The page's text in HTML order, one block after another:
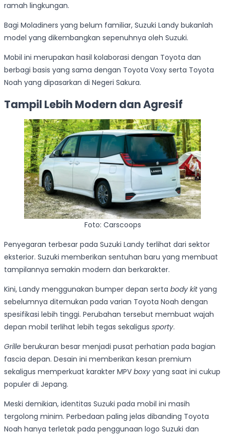
ramah lingkungan.
Bagi Moladiners yang belum familiar, Suzuki Landy bukanlah
model yang dikembangkan sepenuhnya oleh Suzuki.
Mobil ini merupakan hasil kolaborasi dengan Toyota dan
berbagi basis yang sama dengan Toyota Voxy serta Toyota
Noah yang dipasarkan di Negeri Sakura.
Tampil Lebih Modern dan Agresif
Foto: Carscoops
Penyegaran terbesar pada Suzuki Landy terlihat dari sektor
eksterior. Suzuki memberikan sentuhan baru yang membuat
tampilannya semakin modern dan berkarakter.
Kini, Landy menggunakan bumper depan serta body kityang
sebelumnya ditemukan pada varian Toyota Noah dengan
spesifikasi lebih tinggi. Perubahan tersebut membuat wajah
depan mobil terlihat lebih tegas sekaligus sporty.
Grille berukuran besar menjadi pusat perhatian pada bagian
fascia depan. Desain ini memberikan kesan premium
sekaligus memperkuat karakter MPV boxy yang saat ini cukup
populer di Jepang.
Meski demikian, identitas Suzuki pada mobil ini masih
tergolong minim. Perbedaan paling jelas dibanding Toyota
Noah hanya terletak pada penggunaan logo Suzuki dan